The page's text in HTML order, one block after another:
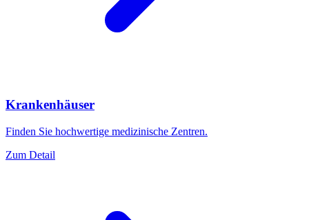
Krankenhäuser
Finden Sie hochwertige medizinische Zentren.
Zum Detail